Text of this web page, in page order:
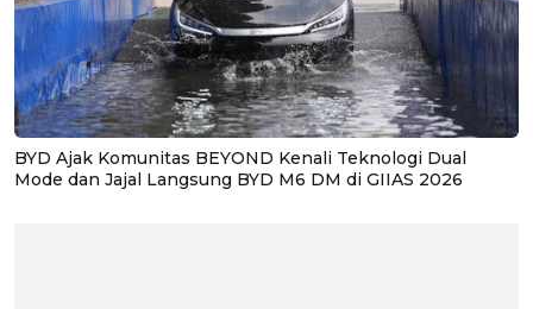
BYD Ajak Komunitas BEYOND Kenali Teknologi Dual
Mode dan Jajal Langsung BYD M6 DM di GIIAS 2026